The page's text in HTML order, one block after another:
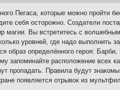
Пегаса, которые можно пройти
себя осторожно. Создатели
магии. Вы встретитесь с
уровней, где надо выполнить
образ определённого героя:
запоминайте расположение всех
пропадать. Правила будут
появляется отрывок из